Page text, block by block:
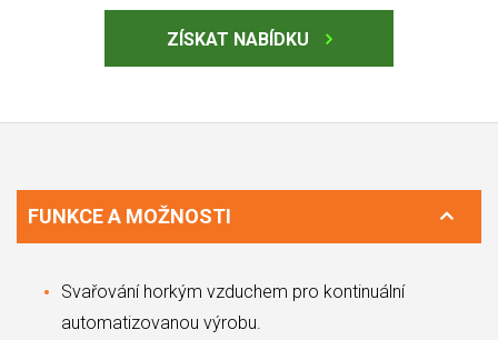
ZÍSKAT NABÍDKU
FUNKCE A MOŽNOSTI
Svařování horkým vzduchem pro kontinuální
automatizovanou výrobu.